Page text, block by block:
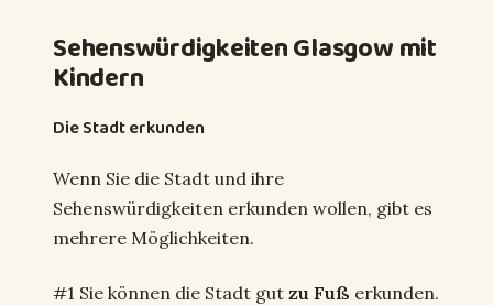
Sehenswürdigkeiten Glasgow mit
Kindern
Die Stadt erkunden
Wenn Sie die Stadt und ihre
Sehenswürdigkeiten erkunden wollen, gibt es
mehrere Möglichkeiten.
#1 Sie können die Stadt gut zu Fuß erkunden.